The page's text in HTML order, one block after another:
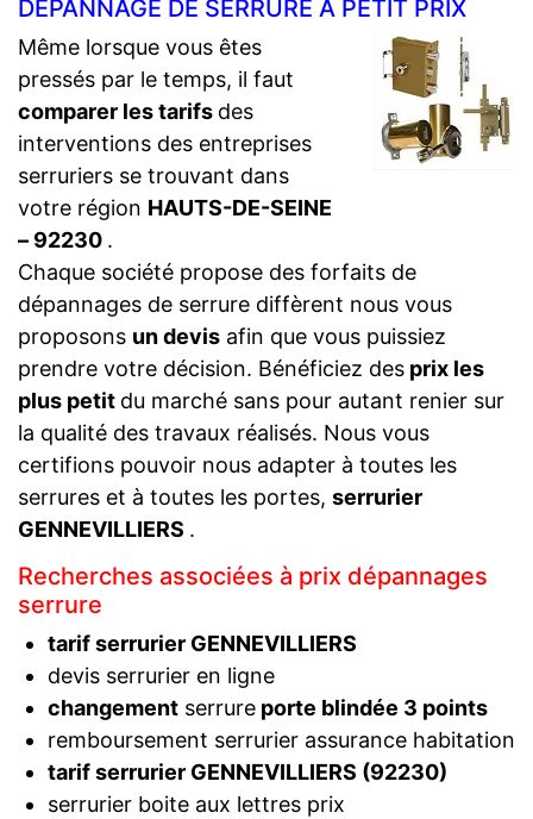
DÉPANNAGE DE SERRURE À PETIT PRIX
Même lorsque vous êtes
pressés par le temps, il faut
comparer les tarifs des
interventions des entreprises
serruriers se trouvant dans
votre région HAUTS-DE-SEINE
– 92230 .
Chaque société propose des forfaits de
dépannages de serrure diffèrent nous vous
proposons un devis afin que vous puissiez
prendre votre décision. Bénéficiez des prix les
plus petit du marché sans pour autant renier sur
la qualité des travaux réalisés. Nous vous
certifions pouvoir nous adapter à toutes les
serrures et à toutes les portes, serrurier
GENNEVILLIERS .
Recherches associées à prix dépannages
serrure
tarif serrurier GENNEVILLIERS
devis serrurier en ligne
changementserrureporte blindée 3 points
remboursement serrurier assurance habitation
tarif serrurier GENNEVILLIERS (92230)
serrurier boite aux lettres prix